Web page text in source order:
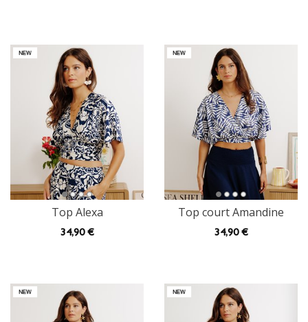
Top Alexa
34,90 €
Top court Amandine
34,90 €